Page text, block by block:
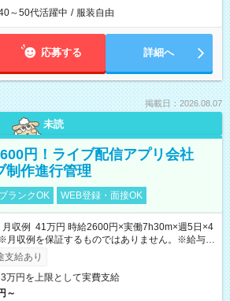
～50代活躍中 / 服装自由
応募する 詳細へ
掲載日：2026.08.07
未読
円！ライブ配信アプリ会社
制作進行管理
ブランクOK WEB登録・面接OK
収例 41万円 時給2600円×実働7h30m×週5日×4
収例を保証するものではありません。※給与即
利用可（利用条件有）
支給あり
万円を上限として実費支給
～